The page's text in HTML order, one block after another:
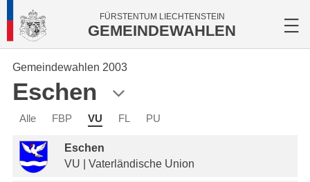
FÜRSTENTUM LIECHTENSTEIN
GEMEINDEWAHLEN
Gemeindewahlen 2003
Eschen
Alle FBP VU FL PU
Eschen
VU | Vaterländische Union